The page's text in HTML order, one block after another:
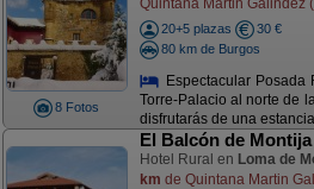
8 Fotos
Quintana Martin Galindez
20+5 plazas
30 €
80 km de Burgos
Espectacular
Torre-Palacio al norte de
disfrutarás de una
El Balcón de Montija
Hotel Rural en Loma de
km de Quintana Martin